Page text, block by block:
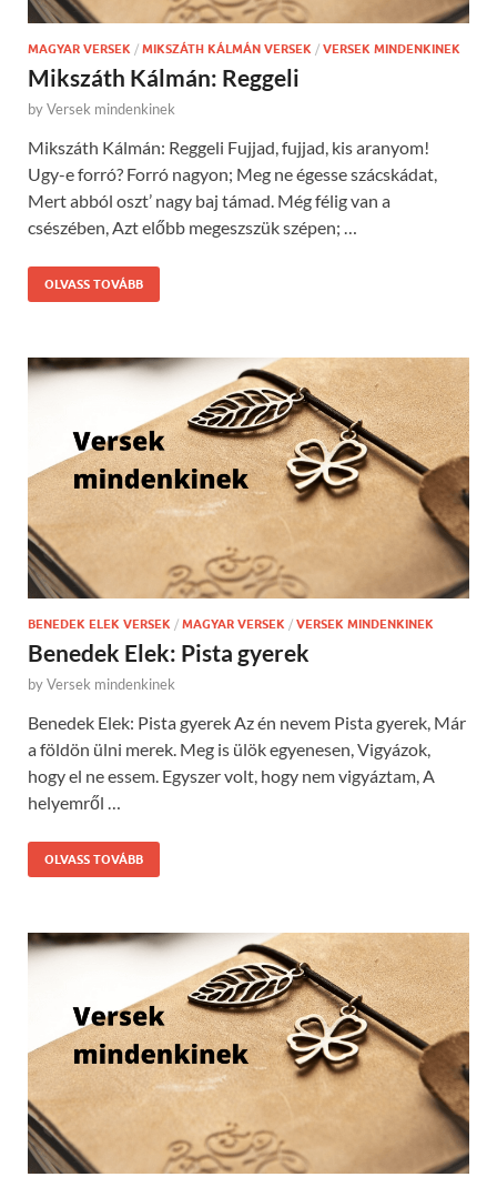
MAGYAR VERSEK / MIKSZÁTH KÁLMÁN VERSEK / VERSEK MINDENKINEK
Mikszáth Kálmán: Reggeli
byVersek mindenkinek
Mikszáth Kálmán: Reggeli Fujjad, fujjad, kis aranyom!
Ugy-e forró? Forró nagyon; Meg ne égesse szácskádat,
Mert abból oszt’ nagy baj támad. Még félig van a
csészében, Azt előbb megeszszük szépen; …
OLVASS TOVÁBB
BENEDEK ELEK VERSEK / MAGYAR VERSEK / VERSEK MINDENKINEK
Benedek Elek: Pista gyerek
byVersek mindenkinek
Benedek Elek: Pista gyerek Az én nevem Pista gyerek, Már
a földön ülni merek. Meg is ülök egyenesen, Vigyázok,
hogy el ne essem. Egyszer volt, hogy nem vigyáztam, A
helyemről …
OLVASS TOVÁBB